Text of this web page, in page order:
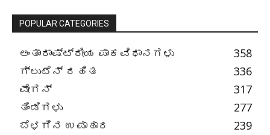
POPULAR CATEGORIES
ಅಂತಾರಾಷ್ಟ್ರೀಯ ಪಾಕವಿಧಾನಗಳು
358
ಗ್ಲುಟೆನ್ ರಹಿತ
336
ವೇಗನ್
317
ತಿಂಡಿಗಳು
277
ಬೆಳಗಿನ ಉಪಾಹಾರ
239